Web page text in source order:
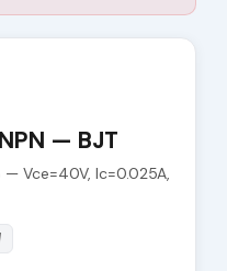
— BJT
— Vce=40V, Ic=0.025A,